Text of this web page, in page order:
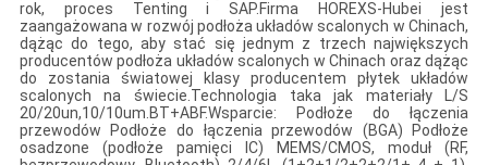
rok, proces Tenting i SAP.Firma HOREXS-Hubei jest
zaangażowana w rozwój podłoża układów scalonych w Chinach,
dążąc do tego, aby stać się jednym z trzech największych
producentów podłoża układów scalonych w Chinach oraz dążąc
do zostania światowej klasy producentem płytek układów
scalonych na świecie.Technologia taka jak materiały L/S
20/20un,10/10um.BT+ABF.Wsparcie: Podłoże do łączenia
przewodów Podłoże do łączenia przewodów (BGA) Podłoże
osadzone (podłoże pamięci IC) MEMS/CMOS, moduł (RF,